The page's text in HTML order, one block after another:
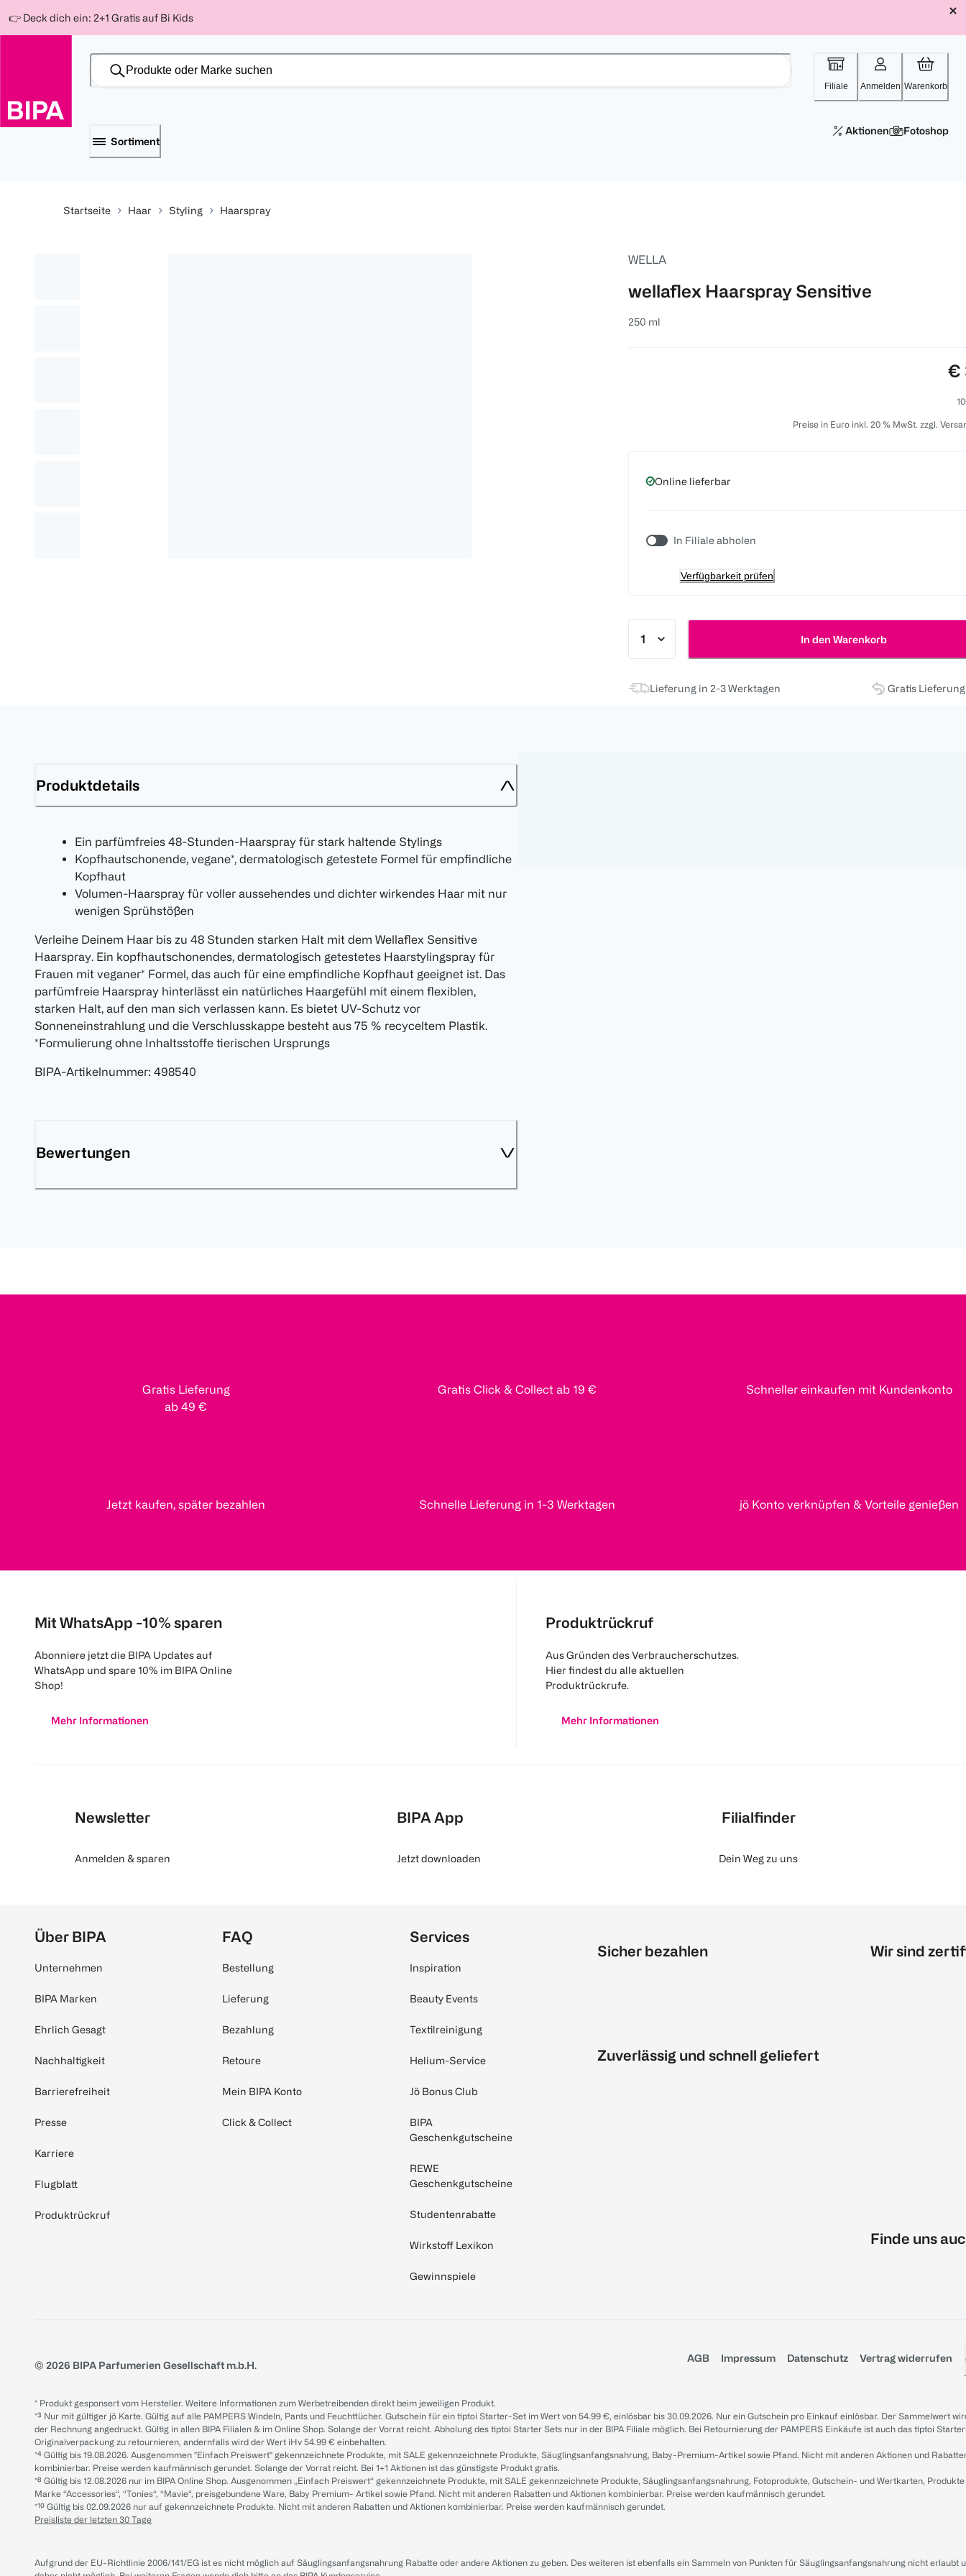
-10%
Für
150 Ös
-15%
Für
300 Ös
-20%
Für
500 Ös
zum
👉 Deck dich ein: 2+1 Gratis auf Bi Kids
Filiale Anmelden Warenkorb
Sortiment
Aktionen Fotoshop
Startseite Haar Styling Haarspray
WELLA
wellaflex Haarspray Sensitive
250 ml
€
Preise in Euro inkl. 20 % MwSt. zzgl.
Online lieferbar
In Filiale abholen
Verfügbarkeit prüfen
In den Warenkorb
Lieferung in 2-3 Werktagen Gratis
Produktdetails
Ein parfümfreies 48-Stunden-Haarspray für stark haltende Stylings
Kopfhautschonende, vegane*, dermatologisch getestete Formel für empfindliche
Kopfhaut
Volumen-Haarspray für voller aussehendes und dichter wirkendes Haar mit nur
wenigen Sprühstößen
Verleihe Deinem Haar bis zu 48 Stunden starken Halt mit dem Wellaflex Sensitive
Haarspray. Ein kopfhautschonendes, dermatologisch getestetes Haarstylingspray für
Frauen mit veganer* Formel, das auch für eine empfindliche Kopfhaut geeignet ist. Das
parfümfreie Haarspray hinterlässt ein natürliches Haargefühl mit einem flexiblen,
starken Halt, auf den man sich verlassen kann. Es bietet UV-Schutz vor
Sonneneinstrahlung und die Verschlusskappe besteht aus 75 % recyceltem Plastik.
*Formulierung ohne Inhaltsstoffe tierischen Ursprungs
BIPA-Artikelnummer: 498540
Bewertungen
Gratis Lieferung
ab 49 €
Gratis Click & Collect ab 19 € Schneller einkaufen mit Kundenkonto
Jetzt kaufen, später bezahlen Schnelle Lieferung in 1-3 Werktagen jö Konto verknüpfen & Vorteile genießen
Mit WhatsApp -10% sparen
Abonniere jetzt die BIPA Updates auf
WhatsApp und spare 10% im BIPA Online
Shop!
Mehr Informationen
Produktrückruf
Aus Gründen des Verbraucherschutzes.
Hier findest du alle aktuellen
Produktrückrufe.
Mehr Informationen
Newsletter
Anmelden & sparen
BIPA App
Jetzt downloaden
Filialfinder
Dein Weg zu uns
Über BIPA
Unternehmen
BIPA Marken
Ehrlich Gesagt
Nachhaltigkeit
Barrierefreiheit
Presse
Karriere
Flugblatt
Produktrückruf
FAQ
Bestellung
Lieferung
Bezahlung
Retoure
Mein BIPA Konto
Click & Collect
Services
Inspiration
Beauty Events
Textilreinigung
Helium-Service
Jö Bonus Club
BIPA
Geschenkgutscheine
REWE
Geschenkgutscheine
Studentenrabatte
Wirkstoff Lexikon
Gewinnspiele
Sicher bezahlen
Zuverlässig und schnell geliefert
Wir sind
Finde uns
© 2026 BIPA Parfumerien Gesellschaft m.b.H.
AGB Impressum Datenschutz Vertrag widerrufen
* Produkt gesponsert vom Hersteller. Weitere Informationen zum Werbetreibenden direkt beim jeweiligen Produkt.
*³ Nur mit gültiger jö Karte. Gültig auf alle PAMPERS Windeln, Pants und Feuchttücher. Gutschein für ein tiptoi Starter-Set im Wert von 54.99 €, einlösbar bis 30.09.2026. Nur ein Gutschein pro Einkauf einlösbar. Der Sammelwert
der Rechnung angedruckt. Gültig in allen BIPA Filialen & im Online Shop. Solange der Vorrat reicht. Abholung des tiptoi Starter Sets nur in der BIPA Filiale möglich. Bei Retournierung der PAMPERS Einkäufe ist auch das tiptoi
Originalverpackung zu retournieren, andernfalls wird der Wert iHv 54.99 € einbehalten.
*⁴ Gültig bis 19.08.2026. Ausgenommen "Einfach Preiswert" gekennzeichnete Produkte, mit SALE gekennzeichnete Produkte, Säuglingsanfangsnahrung, Baby-Premium-Artikel sowie Pfand. Nicht mit anderen Aktionen und
kombinierbar. Preise werden kaufmännisch gerundet. Solange der Vorrat reicht. Bei 1+1 Aktionen ist das günstigste Produkt gratis.
*⁸ Gültig bis 12.08.2026 nur im BIPA Online Shop. Ausgenommen „Einfach Preiswert“ gekennzeichnete Produkte, mit SALE gekennzeichnete Produkte, Säuglingsanfangsnahrung, Fotoprodukte, Gutschein- und Wertkarten,
Marke “Accessories“, “Tonies“, “Mavie“, preisgebundene Ware, Baby Premium- Artikel sowie Pfand. Nicht mit anderen Rabatten und Aktionen kombinierbar. Preise werden kaufmännisch gerundet.
*¹⁰ Gültig bis 02.09.2026 nur auf gekennzeichnete Produkte. Nicht mit anderen Rabatten und Aktionen kombinierbar. Preise werden kaufmännisch gerundet.
Preisliste der letzten 30 Tage
Aufgrund der EU-Richtlinie 2006/141/EG ist es nicht möglich auf Säuglingsanfangsnahrung Rabatte oder andere Aktionen zu geben. Des weiteren ist ebenfalls ein Sammeln von Punkten für Säuglingsanfangsnahrung nicht erlaubt